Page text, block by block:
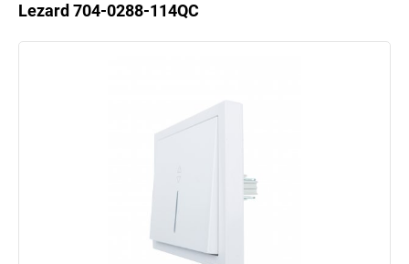
Lezard 704-0288-114QC